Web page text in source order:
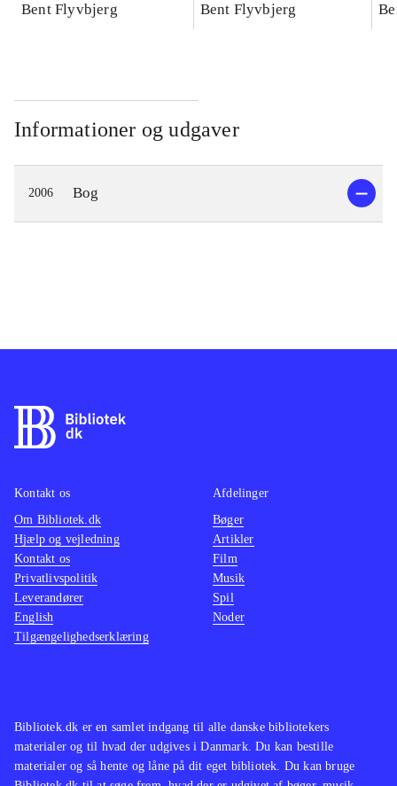
konkretes videnskab
Bent Flyvbjerg
konkretes videnskab
Bent Flyvbjerg
Informationer og udgaver
2006 Bog
Bibliotek.dk er en samlet indgang til alle danske bibliotekers
materialer og til hvad der udgives i Danmark. Du kan bestille
materialer og så hente og låne på dit eget bibliotek. Du kan bruge
Kontakt os
Om Bibliotek.dk
Hjælp og vejledning
Kontakt os
Privatlivspolitik
Leverandører
English
Tilgængelighedserklæring
Afdelinger
Bøger
Artikler
Film
Musik
Spil
Noder